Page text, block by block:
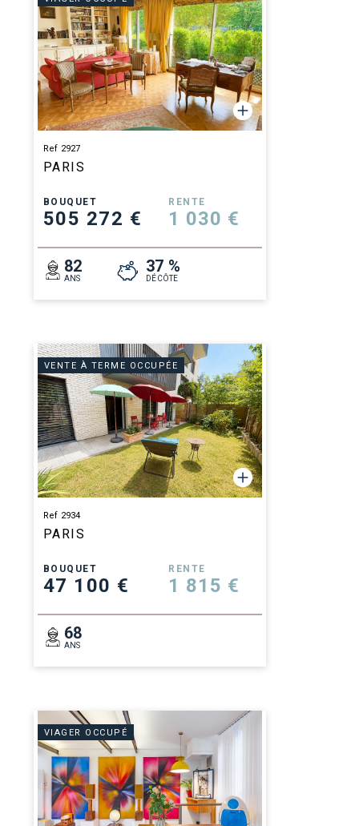
Ref 2927
PARIS
BOUQUET
505 272 €
RENTE
1 030 €
82
ANS
37 %
DÉCÔTE
VENTE À TERME OCCUPÉE
Ref 2934
PARIS
BOUQUET
47 100 €
RENTE
1 815 €
68
ANS
VIAGER OCCUPÉ